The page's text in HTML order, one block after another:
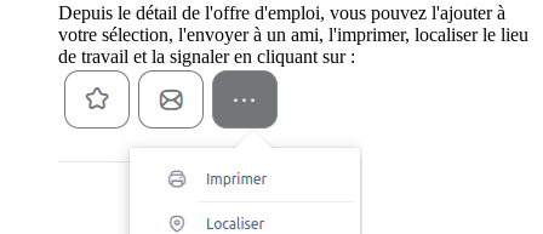
Depuis le détail de l'offre d'emploi, vous pouvez l'ajouter à
votre sélection, l'envoyer à un ami, l'imprimer, localiser le lieu
de travail et la signaler en cliquant sur :